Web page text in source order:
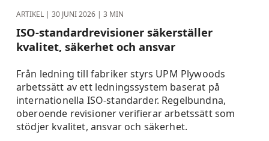
ARTIKEL | 30 JUNI 2026 | 3 MIN
ISO-standardrevisioner säkerställer
kvalitet, säkerhet och ansvar
Från ledning till fabriker styrs UPM Plywoods
arbetssätt av ett ledningssystem baserat på
internationella ISO-standarder. Regelbundna,
oberoende revisioner verifierar arbetssätt som
stödjer kvalitet, ansvar och säkerhet.